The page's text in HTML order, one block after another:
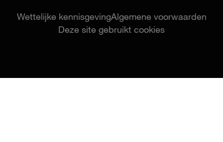
Wettelijke kennisgevingAlgemene voorwaarden
Deze site gebruikt cookies